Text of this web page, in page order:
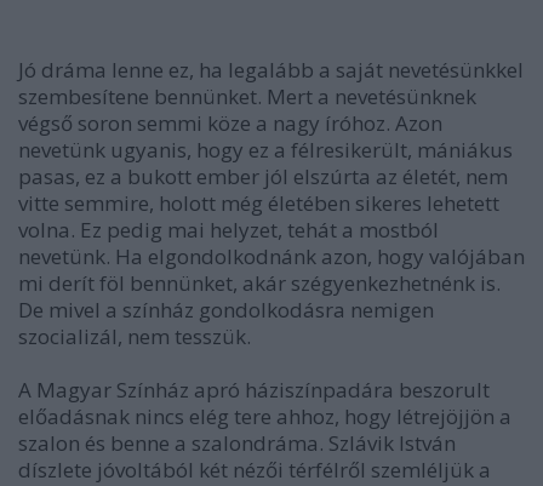
Jó dráma lenne ez, ha legalább a saját nevetésünkkel
szembesítene bennünket. Mert a nevetésünknek
végső soron semmi köze a nagy íróhoz. Azon
nevetünk ugyanis, hogy ez a félresikerült, mániákus
pasas, ez a bukott ember jól elszúrta az életét, nem
vitte semmire, holott még életében sikeres lehetett
volna. Ez pedig mai helyzet, tehát a mostból
nevetünk. Ha elgondolkodnánk azon, hogy valójában
mi derít föl bennünket, akár szégyenkezhetnénk is.
De mivel a színház gondolkodásra nemigen
szocializál, nem tesszük.
A Magyar Színház apró háziszínpadára beszorult
előadásnak nincs elég tere ahhoz, hogy létrejöjjön a
szalon és benne a szalondráma. Szlávik István
díszlete jóvoltából két nézői térfélről szemléljük a